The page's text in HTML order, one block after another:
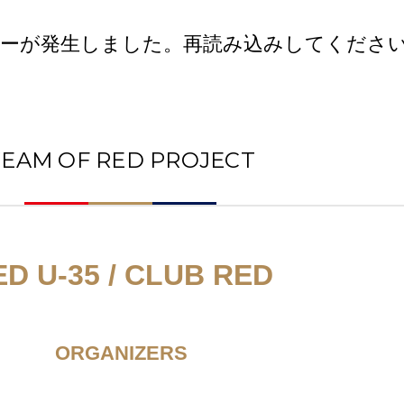
が発生しました。再読み込みしてくださ
OF RED PROJECT
U-35 / CLUB RED
ORGANIZERS